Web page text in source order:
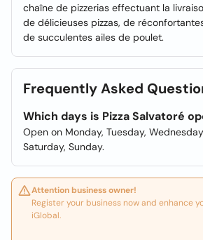
chaîne de pizzerias effectuant la
de délicieuses pizzas, de
de succulentes ailes de poulet.
Frequently Asked
Which days is Pizza Salvatoré
Open on Monday, Tuesday,
Saturday, Sunday.
Attention business owner!
Register your business now and enhance
iGlobal.